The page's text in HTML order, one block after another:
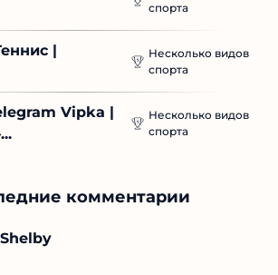
спорта
|
Несколько видов
спорта
Vipka |
Несколько видов
спорта
комментарии